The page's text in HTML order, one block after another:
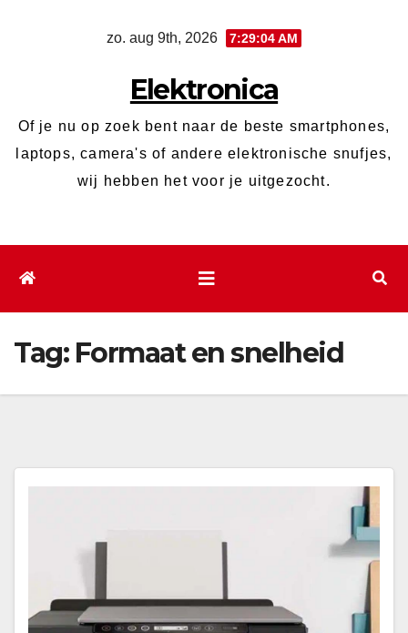
zo. aug 9th, 2026 7:29:05 AM
Elektronica
Of je nu op zoek bent naar de beste smartphones,
laptops, camera's of andere elektronische snufjes,
wij hebben het voor je uitgezocht.
Tag: Formaat en snelheid